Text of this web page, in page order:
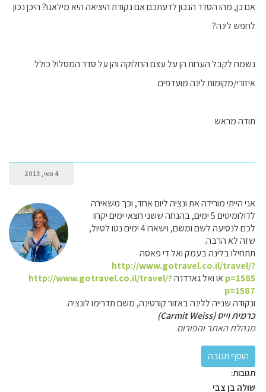
אם כן, מהו הסדר הנכון לדעתכם אם נקודת היציאה היא מילאנו? היכן נכון
לחפש לינה?
נשמח לקבל הערות הן על עצם החלוקה והן על סדר המסלול כולל
איזורי/מקומות לינה מועדפים.
תודה מראש
4 מאי, 2013
אני הייתי מורידה את ונציה ליום אחד, וכך משאירה
לדולומיטים 5 ימים, בהנחה ששני חצאי ימים יקחו
לכם לנסיעה לשם ומשם, וישארו 4 ימים נטו לטיול,
שזה לא הרבה.
תתחילו בלינה בעמק ואל די פאסה
http://www.gotravel.co.il/travel/?
p=1585או ואל גארדנהhttp://www.gotravel.co.il/travel/?
p=1587
ונקודה שנייה ללינה באזור קורטינה, משם תדרימו לונציה.
כרמית וייס (Carmit Weiss)
מנהלת האתר והפורום
תגובות:
שולה בן צבי